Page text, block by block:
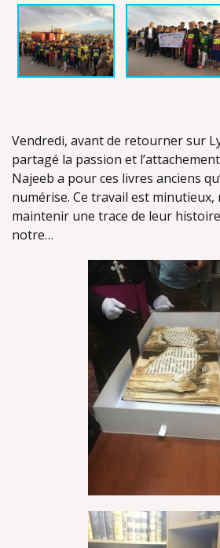
Vendredi, avant de retourner sur
partagé la passion et
Najeeb a pour ces livres anciens
numérise. Ce travail est minutieux,
maintenir une trace de leur
notre…